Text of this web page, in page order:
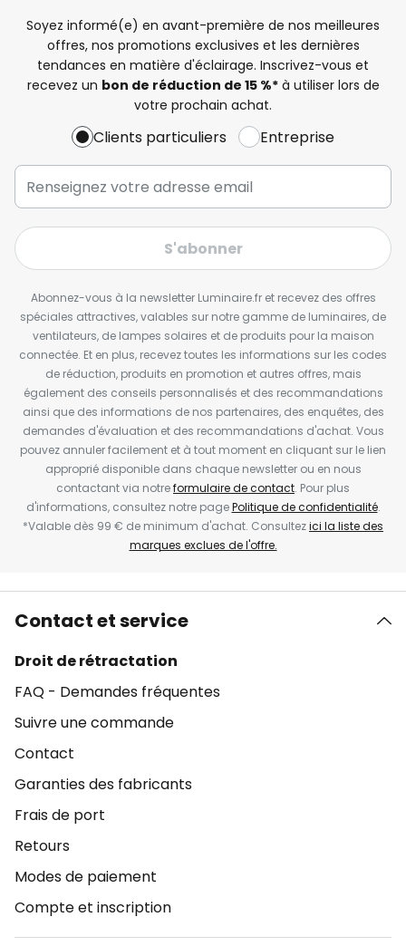
Soyez informé(e) en avant-première de nos meilleures
offres, nos promotions exclusives et les dernières
tendances en matière d'éclairage. Inscrivez-vous et
recevez un bon de réduction de 15 %*à utiliser lors de
votre prochain achat.
Clients particuliers Entreprise
S'abonner
Abonnez-vous à la newsletter Luminaire.fr et recevez des offres
spéciales attractives, valables sur notre gamme de luminaires, de
ventilateurs, de lampes solaires et de produits pour la maison
connectée. Et en plus, recevez toutes les informations sur les codes
de réduction, produits en promotion et autres offres, mais
également des conseils personnalisés et des recommandations
ainsi que des informations de nos partenaires, des enquêtes, des
demandes d'évaluation et des recommandations d'achat. Vous
pouvez annuler facilement et à tout moment en cliquant sur le lien
approprié disponible dans chaque newsletter ou en nous
contactant via notreformulaire de contact. Pour plus
d'informations, consultez notre pagePolitique de confidentialité.
*Valable dès 99 € de minimum d'achat. Consultezici la liste des
marques exclues de l'offre.
Contact et service
Droit de rétractation
FAQ - Demandes fréquentes
Suivre une commande
Contact
Garanties des fabricants
Frais de port
Retours
Modes de paiement
Compte et inscription